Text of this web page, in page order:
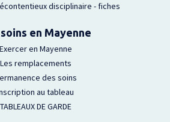
disciplinaire - fiches
en Mayenne
Exercer en Mayenne
Les remplacements
des soins
au tableau
TABLEAUX DE GARDE